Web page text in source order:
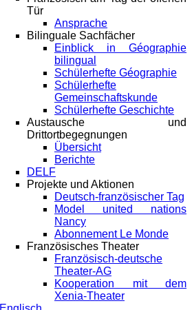
Tür
Ansprache
Bilinguale Sachfächer
Einblick in Géographie
bilingual
Schülerhefte Géographie
Schülerhefte
Gemeinschaftskunde
Schülerhefte Geschichte
Austausche und
Drittortbegegnungen
Übersicht
Berichte
DELF
Projekte und Aktionen
Deutsch-französischer Tag
Model united nations
Nancy
Abonnement Le Monde
Französisches Theater
Französisch-deutsche
Theater-AG
Kooperation mit dem
Xenia-Theater